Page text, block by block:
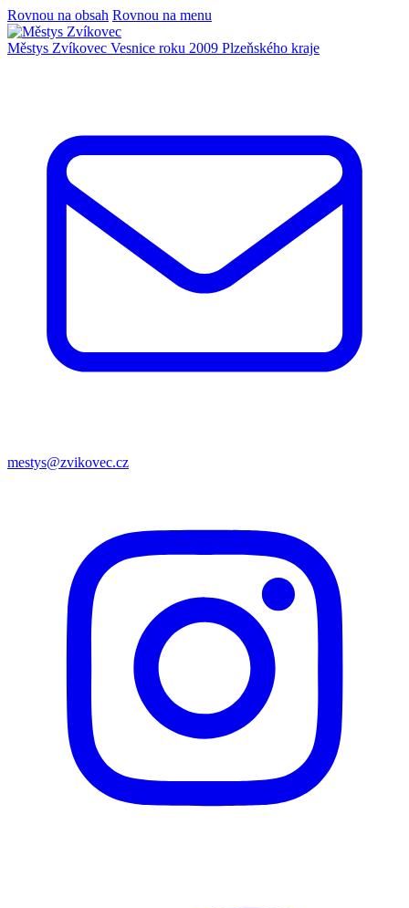
Rovnou na obsah Rovnou na menu
Městys Zvíkovec Vesnice roku 2009 Plzeňského kraje
mestys@zvikovec.cz